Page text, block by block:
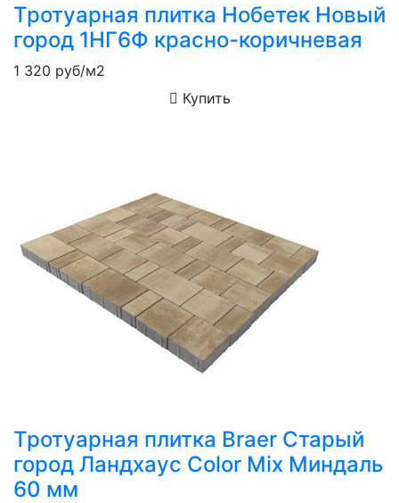
Тротуарная плитка Нобетек Новый
город 1НГ6Ф красно-коричневая
1 320 руб/м2
Купить
Тротуарная плитка Braer Старый
город Ландхаус Color Mix Миндаль
60 мм